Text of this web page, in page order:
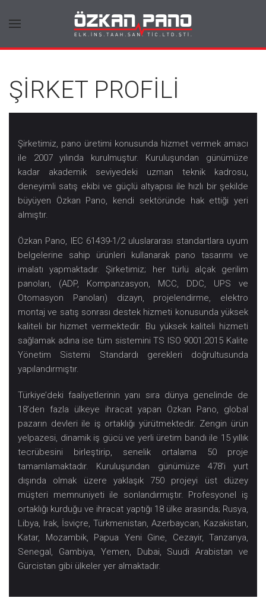
ŞİRKET PROFİLİ
Şirketimiz, pano üretimi konusunda hizmet vermek amacı
ile 2007 yılında kurulmuştur. Kuruluşundan günümüze
kadar akademik seviyedeki uzman teknik kadrosu,
deneyimli satış ekibi ve güçlü altyapısı ile hızlı bir şekilde
büyüyen Özkan Pano, kendi sektöründe hak ettiği yeri
almıştır.
Özkan Pano, IEC 61439-1/2 uluslararası standartlara uyum
belgelerine sahip ürünleri kullanarak pano tasarımı ve
imalatı yapmaktadır. Şirketimiz; her türlü alçak gerilim
panoları, (ADP, Kompanzasyon, MCC, DDC, UPS ve
Otomasyon Panoları) dizayn, projelendirme, elektro
montaj ve satış sonrası destek hizmeti konusunda yüksek
kaliteli bir hizmet vermektedir. Bu yüksek kaliteli hizmeti
sağlamak adına ise tüm sistemini TS ISO 9001:2015 Kalite
Yönetim Sistemi Standardı gerekleri doğrultusunda
yapılandırmıştır.
Türkiye’deki faaliyetlerinin yanı sıra dünya genelinde de
18’den fazla ülkeye ihracat yapan Özkan Pano, global
pazarın devleri ile iş ortaklığı yürütmektedir. Zengin ürün
yelpazesi, dinamik iş gücü ve yerli üretim bandı ile 15 yıllık
tecrübesini birleştirip, senelik ortalama 50 proje
tamamlamaktadır. Kuruluşundan günümüze 478’i yurt
dışında olmak üzere yaklaşık 750 projeyi üst düzey
müşteri memnuniyeti ile sonlandırmıştır. Profesyonel iş
ortaklığı kurduğu ve ihracat yaptığı 18 ülke arasında; Rusya,
Libya, Irak, İsviçre, Türkmenistan, Azerbaycan, Kazakistan,
Katar, Mozambik, Papua Yeni Gine, Cezayir, Tanzanya,
Senegal, Gambiya, Yemen, Dubai, Suudi Arabistan ve
Gürcistan gibi ülkeler yer almaktadır.